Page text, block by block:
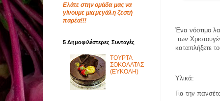
Ένα νόστιμο
των
καταπλήξετε
Υλικά:
Για την
Ελάτε στην ομάδα μας να
γίνουμε μια μεγάλη ζεστή
παρέα!!!
5 Δημοφιλέστερες Συνταγές
ΤΟΥΡΤΑ
ΣΟΚΟΛΑΤΑΣ
(ΕΥΚΟΛΗ)